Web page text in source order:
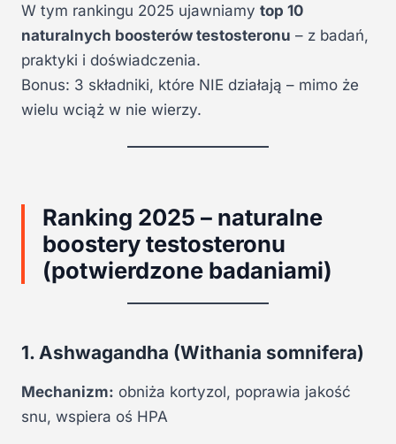
W tym rankingu 2025 ujawniamy top 10
naturalnych boosterów testosteronu – z badań,
praktyki i doświadczenia.
Bonus: 3 składniki, które NIE działają – mimo że
wielu wciąż w nie wierzy.
Ranking 2025 – naturalne
boostery testosteronu
(potwierdzone badaniami)
1. Ashwagandha (Withania somnifera)
Mechanizm: obniża kortyzol, poprawia jakość
snu, wspiera oś HPA